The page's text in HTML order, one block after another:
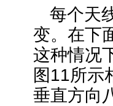
每个天
变。在下
这种情况
图11所示
垂直方向